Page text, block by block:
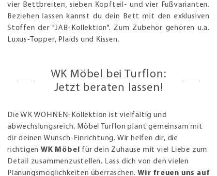
vier Bettbreiten, sieben Kopfteil- und vier Fußvarianten.
Beziehen lassen kannst du dein Bett mit den exklusiven
Stoffen der "JAB-Kollektion". Zum Zubehör gehören u.a.
Luxus-Topper, Plaids und Kissen.
WK Möbel bei Turflon:
Jetzt beraten lassen!
Die WK WOHNEN-Kollektion ist vielfältig und
abwechslungsreich. Möbel Turflon plant gemeinsam mit
dir deinen Wunsch-Einrichtung. Wir helfen dir, die
richtigen WK Möbel
für dein Zuhause mit viel Liebe zum
Detail zusammenzustellen. Lass dich von den vielen
Planungsmöglichkeiten überraschen.Wir freuen uns auf